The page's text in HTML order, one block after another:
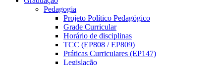
Pedagogia
Projeto Político Pedagógico
Grade Curricular
Horário de disciplinas
TCC (EP808 / EP809)
Práticas Curriculares (EP147)
Legislação